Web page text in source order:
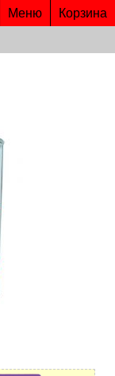
Меню Корзина